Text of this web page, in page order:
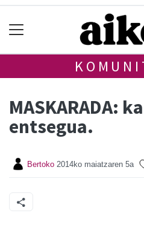
MASKARADA:
entsegua.
Bertoko 2014ko maiatzaren 5a